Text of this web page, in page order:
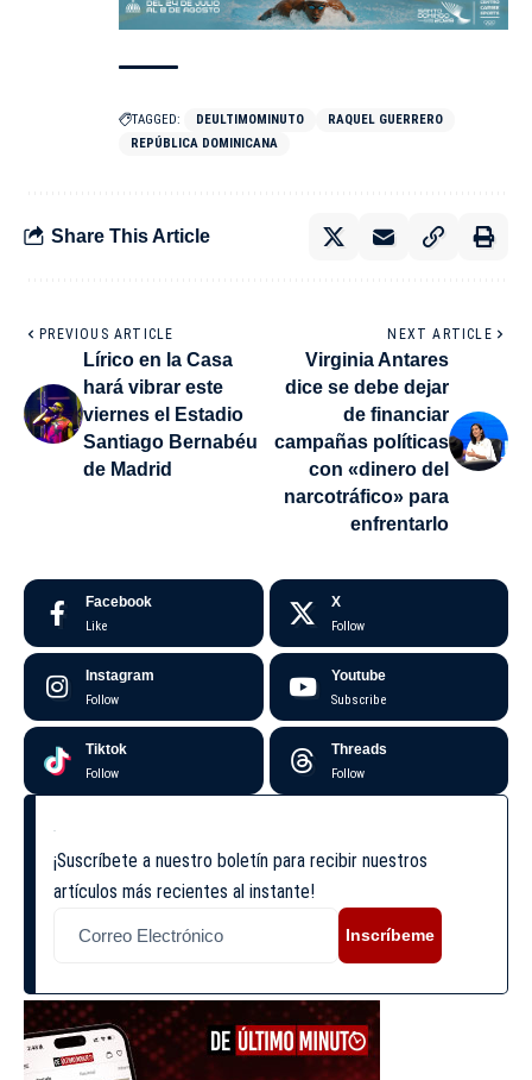
TAGGED: DEULTIMOMINUTO
RAQUEL GUERRERO
REPÚBLICA DOMINICANA
Share This Article
PREVIOUS ARTICLE
Lírico en la Casa
hará vibrar este
viernes el Estadio
Santiago Bernabéu
de Madrid
NEXT ARTICLE
Virginia Antares
dice se debe dejar
de financiar
campañas políticas
con «dinero del
narcotráfico» para
enfrentarlo
Facebook
Like
X
Follow
Instagram
Follow
Youtube
Subscribe
Tiktok
Follow
Threads
Follow
¡Suscríbete a nuestro boletín para recibir nuestros
artículos más recientes al instante!
Inscríbeme